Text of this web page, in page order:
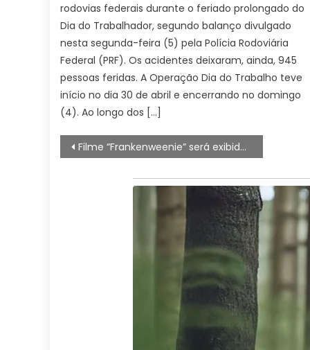
rodovias federais durante o feriado prolongado do
Dia do Trabalhador, segundo balanço divulgado
nesta segunda-feira (5) pela Polícia Rodoviária
Federal (PRF). Os acidentes deixaram, ainda, 945
pessoas feridas. A Operação Dia do Trabalho teve
início no dia 30 de abril e encerrando no domingo
(4). Ao longo dos […]
Navegação
de
Filme “Frankenweenie” será exibido na Biblioteca Municipal de Sorocaba nesta sexta-feira (13) – Agência de Notícias